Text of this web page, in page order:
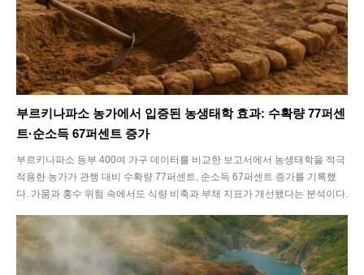
부르키나파소 농가에서 입증된 농생태학 효과: 수확량 77퍼센
트·순소득 67퍼센트 증가
부르키나파소 동부 400여 가구 데이터를 비교한 보고서에서 농생태학을 적극
적용한 농가가 관행 대비 수확량 77퍼센트, 순소득 67퍼센트 증가를 기록했
다. 가뭄과 홍수 위험 속에서도 식량 비축과 부채 지표가 개선됐다는 분석이다.